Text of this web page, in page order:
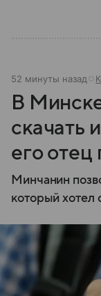
52 минуты назад
В
скачать
его
Минчанин
который хотел